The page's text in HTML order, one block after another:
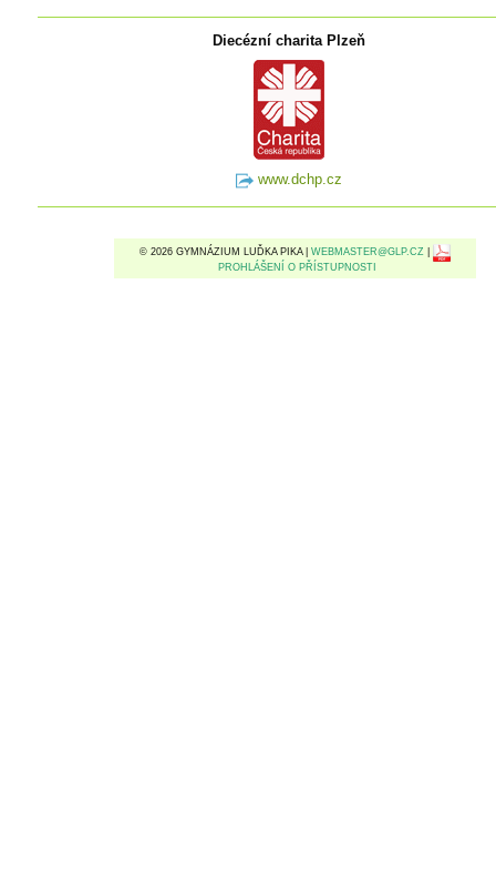
Diecézní charita Plzeň
www.dchp.cz
© 2026 GYMNÁZIUM LUĎKA PIKA |WEBMASTER@GLP.CZ
PROHLÁŠENÍ O PŘÍSTUPNOSTI